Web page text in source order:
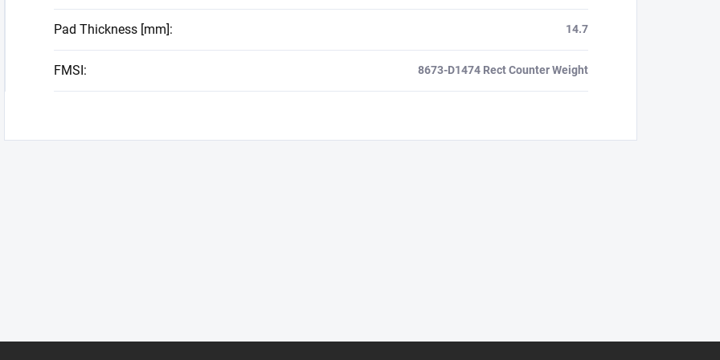
Pad Thickness [mm]: 14.7
FMSI: 8673-D1474 Rect Counter Weight